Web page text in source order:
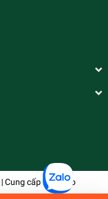
| Cung cấp bởiSapo